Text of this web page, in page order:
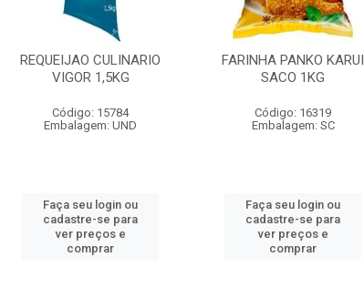
REQUEIJAO CULINARIO
VIGOR 1,5KG
Código: 15784
Embalagem: UND
Faça seu login ou
cadastre-se para
ver preços e
comprar
FARINHA PANKO KARUI
SACO 1KG
Código: 16319
Embalagem: SC
Faça seu login ou
cadastre-se para
ver preços e
comprar